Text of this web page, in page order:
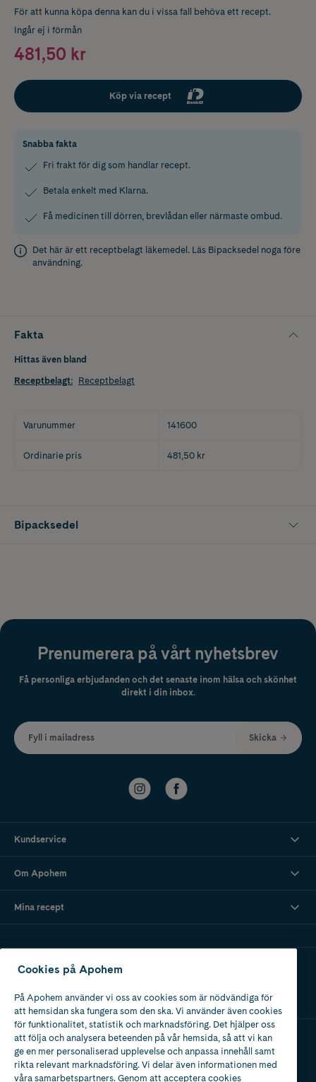
För att kunna köpa denna kan du i vissa fall behöva ett recept.
Ingår ej i förmån
481,50 kr
Köp via recept
Snabba fakta
Fri frakt för dig som handlar recept.
Betala enkelt med Klarna.
Få medicinen till dörren, brevlådan eller närmaste ombud.
Det här är ett receptbelagt läkemedel. Läs Bipacksedel noga före
användning.
Fakta
Hittas även bland
Receptbelagt: Receptbelagt
Varunummer 141600
Ordinarie pris 481,50 kr
Bipacksedel
Prenumerera på vårt nyhetsbrev
Få personliga erbjudanden och det senaste inom hälsa och skönhet
direkt i din inbox.
Fyll i mailadress Skicka
Kundservice
Om Apohem
Mina recept
Ladda ner vår app
Apotek med tillstånd
av Läkemedelsverket
Cookies på Apohem
På Apohem använder vi oss av cookies som är nödvändiga för
att hemsidan ska fungera som den ska. Vi använder även cookies
för funktionalitet, statistik och marknadsföring. Det hjälper oss
att följa och analysera beteenden på vår hemsida, så att vi kan
ge en mer personaliserad upplevelse och anpassa innehåll samt
rikta relevant marknadsföring. Vi delar även informationen med
våra samarbetspartners. Genom att acceptera cookies